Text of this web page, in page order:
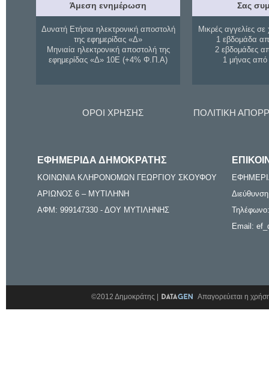
Άμεση ενημέρωση
Δυνατή Ετήσια ηλεκτρονική αποστολή
της εφημερίδας «Δ»
Μηνιαία ηλεκτρονική αποστολή της
εφημερίδας «Δ» 10Ε (+4% Φ.Π.Α)
Σας
Μικρές αγγελίες σε
1 εβδομάδα
2 εβδομάδες
1 μήνας
ΟΡΟΙ ΧΡΗΣΗΣ ΠΟΛΙΤΙΚΗ
ΕΦΗΜΕΡΙΔΑ ΔΗΜΟΚΡΑΤΗΣ
ΚΟΙΝΩΝΙΑ ΚΛΗΡΟΝΟΜΩΝ ΓΕΩΡΓΙΟΥ ΣΚΟΥΦΟΥ
ΑΡΙΩΝΟΣ 6 – ΜΥΤΙΛΗΝΗ
ΑΦΜ: 999147330 - ΔΟΥ ΜΥΤΙΛΗΝΗΣ
Email:
©2012 Δημοκράτης | Απαγορεύεται η